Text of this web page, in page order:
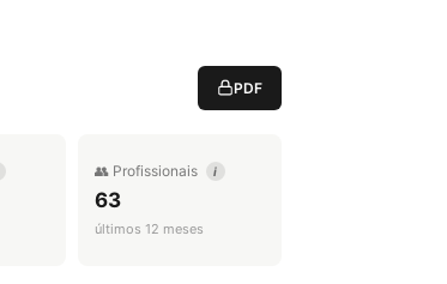
PDF
👥 Profissionais i
63
últimos 12 meses